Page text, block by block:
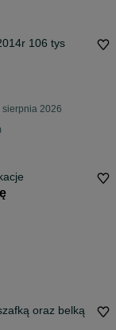
106 tys
2026
oraz belką